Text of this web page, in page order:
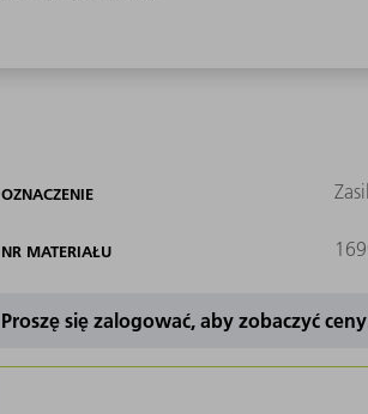
OZNACZENIE
NR MATERIAŁU
Proszę się zalogować, aby zobaczyć